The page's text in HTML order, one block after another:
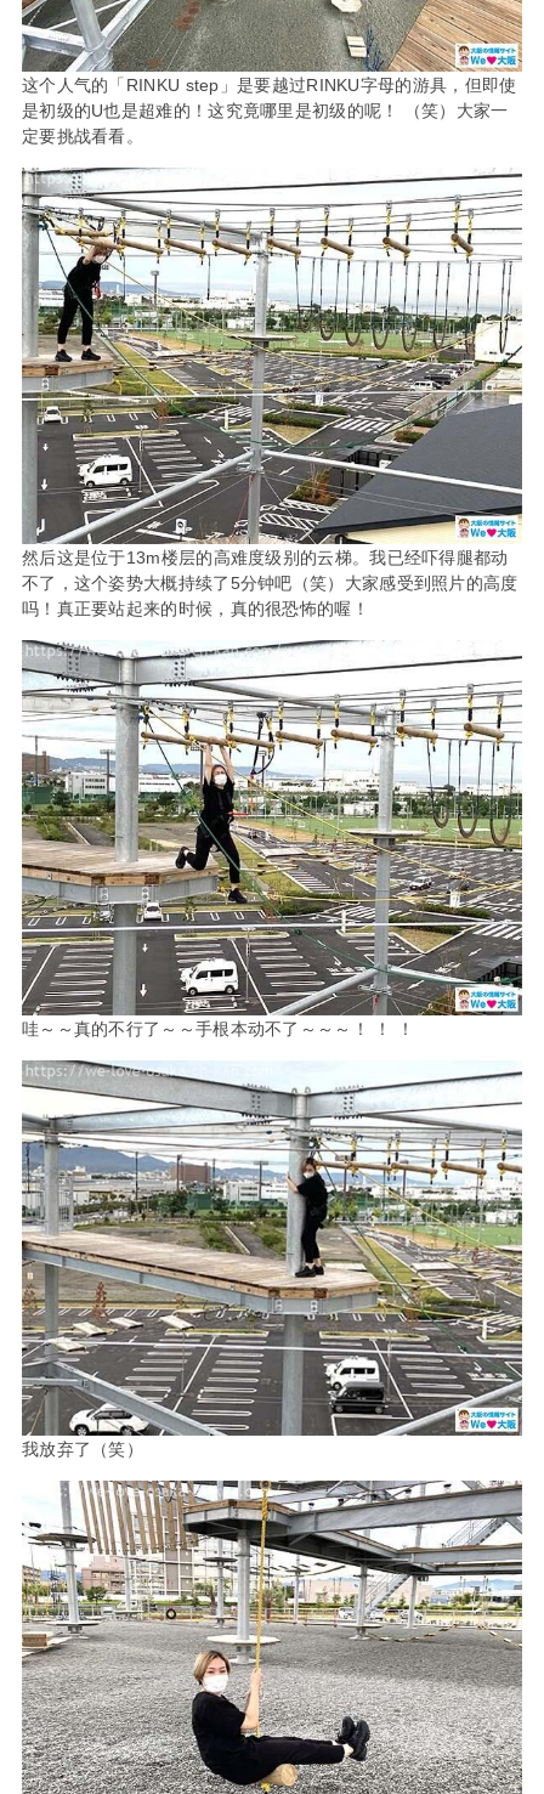
这个人气的「RINKU step」是要越过RINKU字母的游具，但即使
是初级的U也是超难的！这究竟哪里是初级的呢！ （笑）大家一
定要挑战看看。
然后这是位于13m楼层的高难度级别的云梯。我已经吓得腿都动
不了，这个姿势大概持续了5分钟吧（笑）大家感受到照片的高度
吗！真正要站起来的时候，真的很恐怖的喔！
哇～～真的不行了～～手根本动不了～～～！ ！ ！
我放弃了（笑）